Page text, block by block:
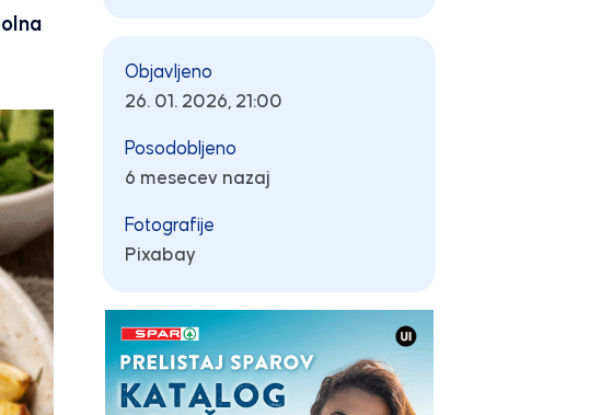
Objavljeno
26. 01. 2026, 21:00
Posodobljeno
6 mesecev nazaj
Fotografije
Pixabay